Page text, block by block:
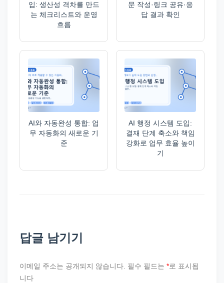
입: 생산성 격차를 만드
는 체크리스트와 운영
흐름
문 작성·링크 공유·응
답 결과 확인
AI와 자동완성 통합: 업
무 자동화의 새로운 기
준
AI 행정 시스템 도입:
결재 단계 축소와 책임
강화로 업무 효율 높이
기
답글 남기기
이메일 주소는 공개되지 않습니다. 필수 필드는 *로 표시됩
니다